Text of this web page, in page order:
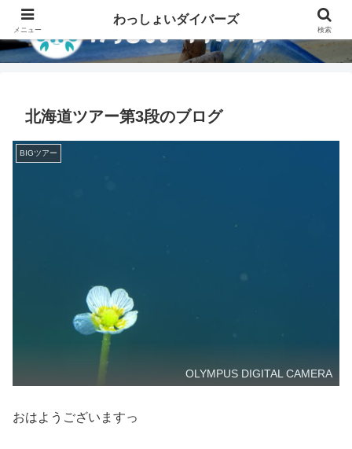
北海道ツアー第3段のブログ
BIGツアー
OLYMPUS DIGITAL CAMERA
おはようございますっ
メニュー
わっしょいダイバーズ
検索